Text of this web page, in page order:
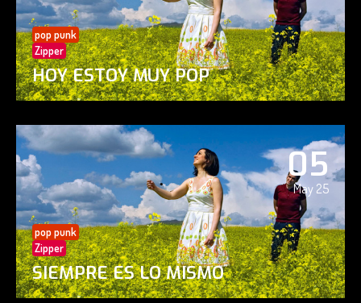
pop punk
Zipper
HOY ESTOY MUY POP
05
May 25
pop punk
Zipper
SIEMPRE ES LO MISMO